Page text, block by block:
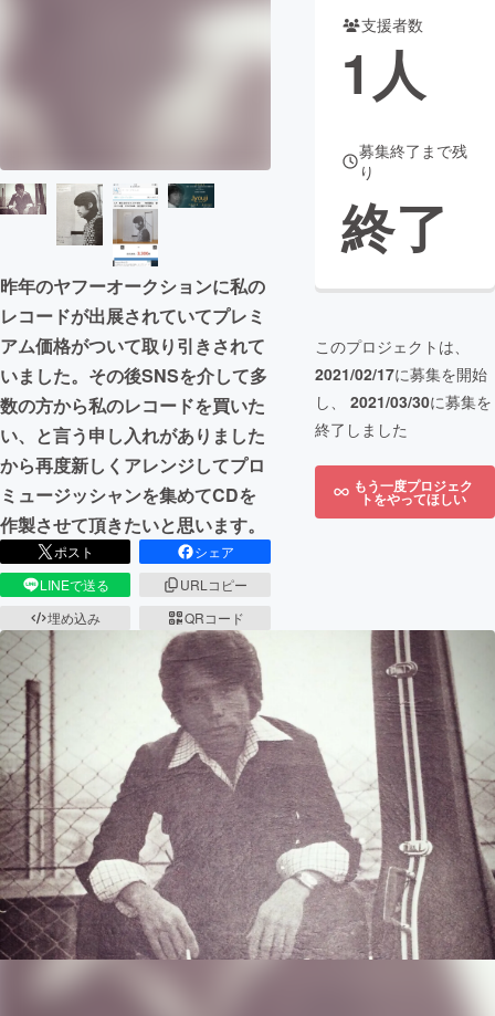
CAMPFIRE Creation
machi-ya コミュニティ
昨年のヤフーオークションに私の
レコードが出展されていてプレミ
アム価格がついて取り引きされて
いました。その後SNSを介して多
数の方から私のレコードを買いた
い、と言う申し入れがありました
から再度新しくアレンジしてプロ
ミュージッシャンを集めてCDを
作製させて頂きたいと思います。
ポスト
シェア
LINEで送る
URLコピー
埋め込み
QRコード
支援者数
1人
募集終了まで残
り
終了
このプロジェクトは、
2021/02/17に募集を開始
し、 2021/03/30に募集を
終了しました
もう一度プロジェク
トをやってほしい